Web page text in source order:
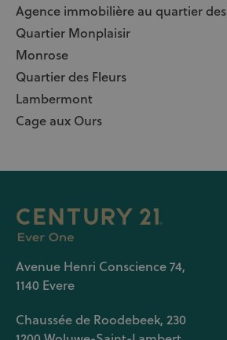
Agence immobilière au quartier
Quartier Monplaisir
Monrose
Quartier des Fleurs
Lambermont
Cage aux Ours
Avenue Henri Conscience 74,
1140 Evere
Chaussée de Roodebeek, 230